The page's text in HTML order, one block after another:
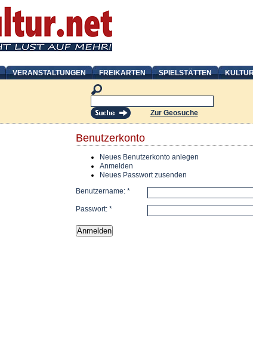
VERANSTALTUNGEN FREIKARTEN SPIELSTÄTTEN
Zur Geosuche
Benutzerkonto
Neues Benutzerkonto anlegen
Anmelden
Neues Passwort zusenden
Benutzername: *
Passwort: *